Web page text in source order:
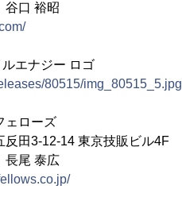
口 裕昭
エナジー ロゴ
80515/img_80515_5.jpg
ェローズ
反田3-12-14 東京技販ビル4F
尾 泰広